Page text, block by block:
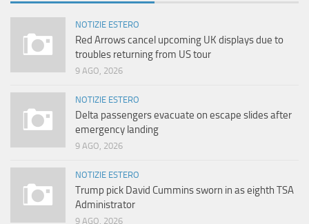
NOTIZIE ESTERO
Red Arrows cancel upcoming UK displays due to
troubles returning from US tour
9 AGO, 2026
NOTIZIE ESTERO
Delta passengers evacuate on escape slides after
emergency landing
9 AGO, 2026
NOTIZIE ESTERO
Trump pick David Cummins sworn in as eighth TSA
Administrator
9 AGO, 2026